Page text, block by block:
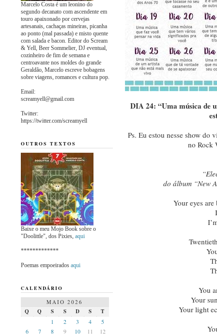
DIA 24: “Uma música de
Ps. Eu estou nesse show do
no Rock
do álbum “New
Your eyes
You
Your
Your light
Marcelo Costa é um leonino do
segundo decanato com ascendente em
touro apaixonado por cervejas
artesanais, cachaças mineiras, picanha
ao ponto (mal passada) e misto quente
com salada e bacon. Editor do Scream
& Yell, Beer Sommelier, DJ eventual,
cozinheiro de fim de semana e
centroavante nos moldes do grande
Geraldão, Marcelo escreve bobagens
sobre viagens, romances e cultura pop.
Email:
screamyell@gmail.com
Twitter:
https://twitter.com/screamyell
OUTROS TEXTOS
Baixe o meu Mojo Book sobre o
"Doolittle", dos Pixies, aqui
*************
Poemas empoeirados aqui
CALENDÁRIO
MAIO 2026
Q Q S S D S
T
1
2 3 4
5
6
7 8 9 10 11
12